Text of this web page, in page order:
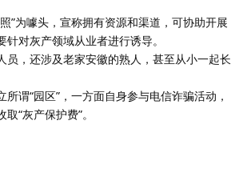
”为噱头，宣称拥有资源和渠道，可协助开展
针对灰产领域从业者进行诱导。
员，还涉及老家安徽的熟人，甚至从小一起长
所谓“园区”，一方面自身参与电信诈骗活动，
“灰产保护费”。